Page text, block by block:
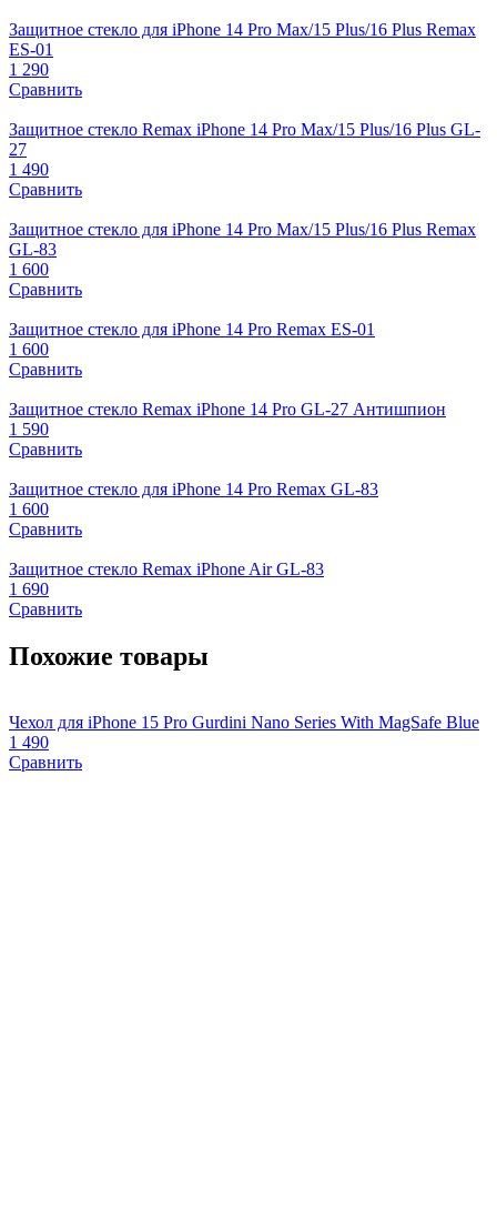
Защитное стекло для iPhone 14 Pro Max/15 Plus/16 Plus Remax
ES-01
1 290
Сравнить
Защитное стекло Remax iPhone 14 Pro Max/15 Plus/16 Plus GL-
27
1 490
Сравнить
Защитное стекло для iPhone 14 Pro Max/15 Plus/16 Plus Remax
GL-83
1 600
Сравнить
Защитное стекло для iPhone 14 Pro Remax ES-01
1 600
Сравнить
Защитное стекло Remax iPhone 14 Pro GL-27 Антишпион
1 590
Сравнить
Защитное стекло для iPhone 14 Pro Remax GL-83
1 600
Сравнить
Защитное стекло Remax iPhone Air GL-83
1 690
Сравнить
Похожие товары
Чехол для iPhone 15 Pro Gurdini Nano Series With MagSafe Blue
1 490
Сравнить